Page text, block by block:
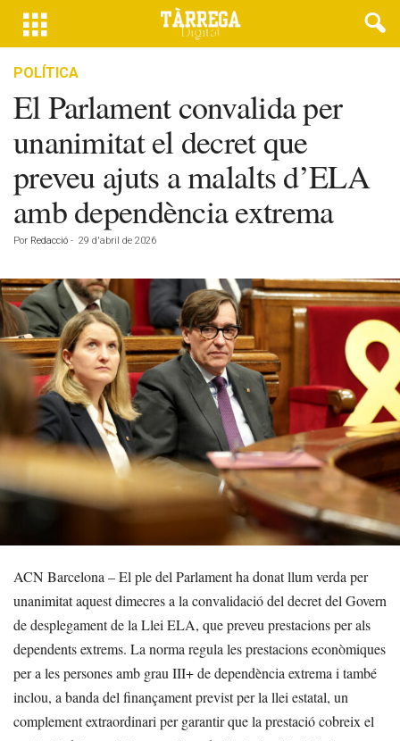
POLÍTICA
El Parlament convalida per
unanimitat el decret que
preveu ajuts a malalts d’ELA
amb dependència extrema
Por Redacció - 29 d'abril de 2026
ACN Barcelona – El ple del Parlament ha donat llum verda per
unanimitat aquest dimecres a la convalidació del decret del Govern
de desplegament de la Llei ELA, que preveu prestacions per als
dependents extrems. La norma regula les prestacions econòmiques
per a les persones amb grau III+ de dependència extrema i també
inclou, a banda del finançament previst per la llei estatal, un
complement extraordinari per garantir que la prestació cobreix el